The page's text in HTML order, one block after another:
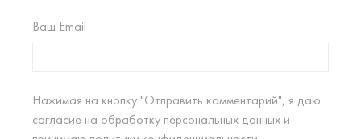
Ваш Email
Нажимая на кнопку "Отправить комментарий", я даю
согласие на обработку персональных данных и